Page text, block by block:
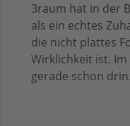
3raum hat in der
als ein echtes
die nicht plattes
Wirklichkeit ist.
gerade schon drin.